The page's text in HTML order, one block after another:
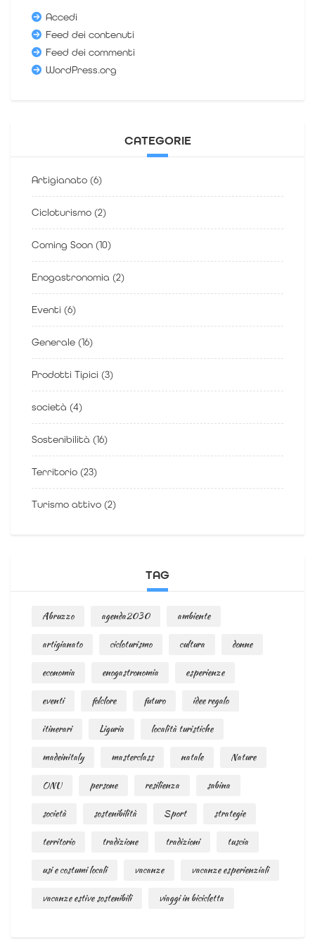
Accedi
Feed dei contenuti
Feed dei commenti
WordPress.org
CATEGORIE
Artigianato (6)
Cicloturismo (2)
Coming Soon (10)
Enogastronomia (2)
Eventi (6)
Generale (16)
Prodotti Tipici (3)
società (4)
Sostenibilità (16)
Territorio (23)
Turismo attivo (2)
TAG
Abruzzo agenda2030 ambiente
artigianato cicloturismo cultura donne
economia enogastronomia esperienze
eventi folclore futuro idee regalo
itinerari Liguria località turistiche
madeinitaly masterclass natale Nature
ONU persone resilienza sabina
società sostenibilità Sport strategie
territorio tradizione tradizioni tuscia
usi e costumi locali vacanze vacanze esperienziali
vacanze estive sostenibili viaggi in bicicletta